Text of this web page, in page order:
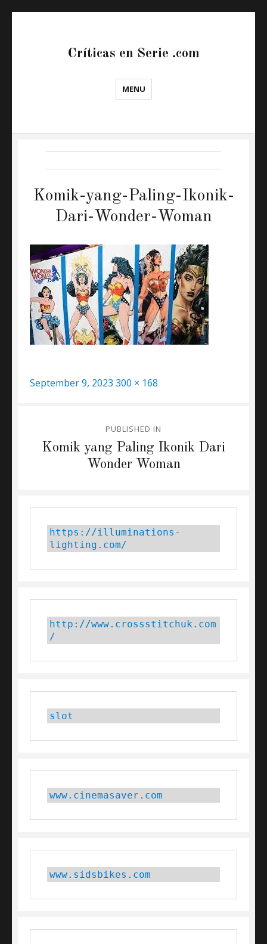
Críticas en Serie .com
MENU
Komik-yang-Paling-Ikonik-
Dari-Wonder-Woman
Posted
September 9, 2023 Full
300 × 168
navigation
PUBLISHED IN
Komik yang Paling Ikonik Dari
Wonder Woman
https://illuminations-
lighting.com/
http://www.crossstitchuk.com
/
slot
www.cinemasaver.com
www.sidsbikes.com